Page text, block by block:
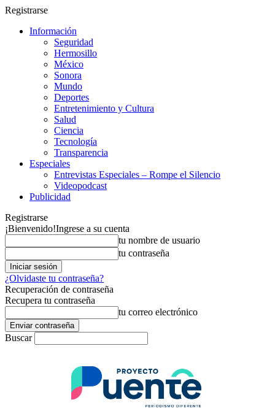
Registrarse
Información
Seguridad
Hermosillo
México
Sonora
Mundo
Deportes
Entretenimiento y Cultura
Salud
Ciencia
Tecnología
Transparencia
Especiales
Entrevistas Especiales – Rompe el Silencio
Videopodcast
Publicidad
Registrarse
¡Bienvenido!Ingrese a su cuenta
tu nombre de usuario
tu contraseña
¿Olvidaste tu contraseña?
Recuperación de contraseña
Recupera tu contraseña
tu correo electrónico
Buscar